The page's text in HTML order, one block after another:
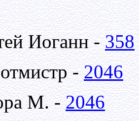
Иоганн -358
-2046
М. -2046